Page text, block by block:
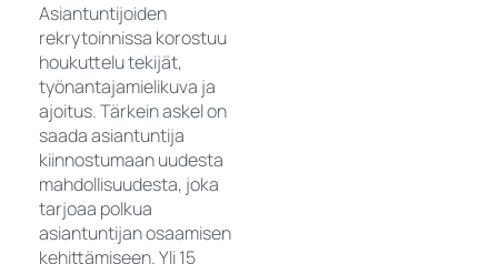
Asiantuntijoiden
rekrytoinnissa korostuu
houkuttelu tekijät,
työnantajamielikuva ja
ajoitus. Tärkein askel on
saada asiantuntija
kiinnostumaan uudesta
mahdollisuudesta, joka
tarjoaa polkua
asiantuntijan osaamisen
kehittämiseen. Yli 15